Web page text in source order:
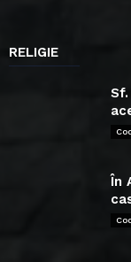
RELIGIE
În